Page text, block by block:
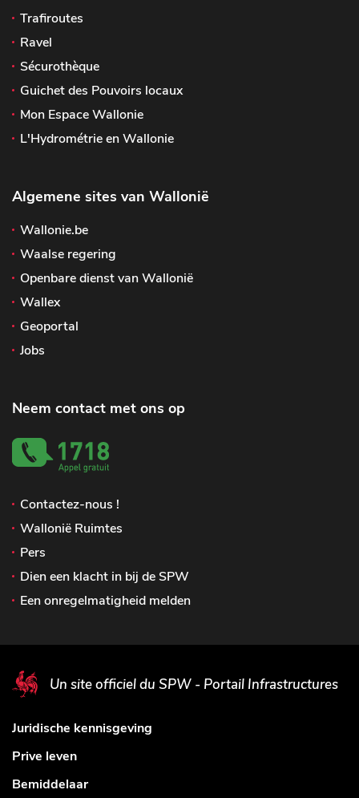
Trafiroutes
Ravel
Sécurothèque
Guichet des Pouvoirs locaux
Mon Espace Wallonie
L'Hydrométrie en Wallonie
Algemene sites van Wallonië
Wallonie.be
Waalse regering
Openbare dienst van Wallonië
Wallex
Geoportal
Jobs
Neem contact met ons op
Contactez-nous !
Wallonië Ruimtes
Pers
Dien een klacht in bij de SPW
Een onregelmatigheid melden
Un site officiel du SPW - Portail Infrastructures
Juridische kennisgeving
Prive leven
Bemiddelaar